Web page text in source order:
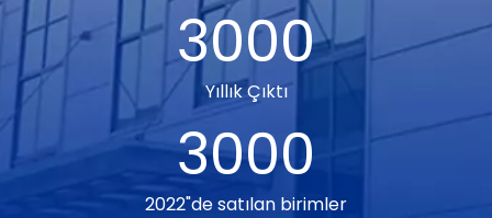
3000
Yıllık Çıktı
3000
2022"de satılan birimler